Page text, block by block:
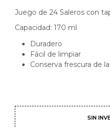
price
was:
Juego de 24 Saleros con
Capacidad: 170 ml
Duradero
Fácil de limpiar
Conserva frescura de
SIN